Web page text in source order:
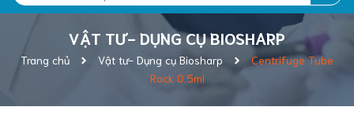
VẬT TƯ- DỤNG CỤ BIOSHARP
Trang chủ Vật tư- Dụng cụ Biosharp
Centrifuge Tube
Rack 0.5ml